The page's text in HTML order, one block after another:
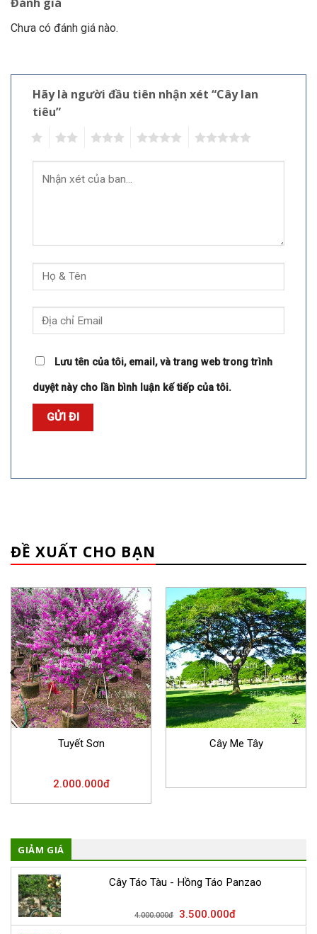
Chưa có đánh giá nào.
Hãy là người đầu tiên nhận xét “Cây lan
tiêu”
Lưu tên của tôi, email, và trang web trong trình
duyệt này cho lần bình luận kế tiếp của tôi.
ĐỀ XUẤT CHO BẠN
Tuyết Sơn
2.000.000đ
Cây Me Tây
GIẢM GIÁ
Cây Táo Tàu - Hồng Táo Panzao
4.000.000đ 3.500.000đ